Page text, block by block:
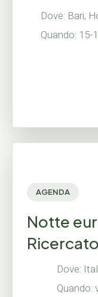
Dove: Bari,
Quando:
AGENDA
Notte
Dove:
Quando: